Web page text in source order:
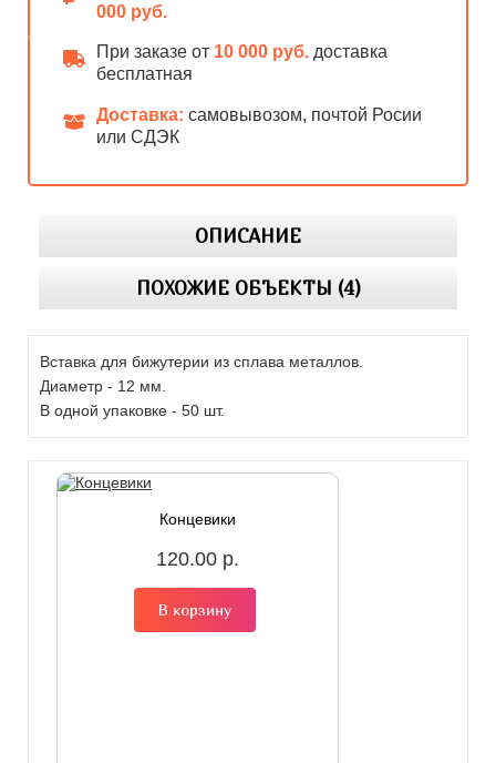
000 руб.
При заказе от 10 000 руб. доставка
бесплатная
Доставка: самовывозом, почтой Росии
или СДЭК
ОПИСАНИЕ
ПОХОЖИЕ ОБЪЕКТЫ (4)
Вставка для бижутерии из сплава металлов.
Диаметр - 12 мм.
В одной упаковке - 50 шт.
Концевики
120.00 р.
В корзину